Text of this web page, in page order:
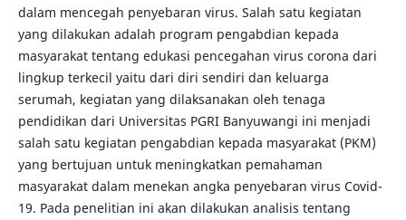
dalam mencegah penyebaran virus. Salah satu kegiatan
yang dilakukan adalah program pengabdian kepada
masyarakat tentang edukasi pencegahan virus corona dari
lingkup terkecil yaitu dari diri sendiri dan keluarga
serumah, kegiatan yang dilaksanakan oleh tenaga
pendidikan dari Universitas PGRI Banyuwangi ini menjadi
salah satu kegiatan pengabdian kepada masyarakat (PKM)
yang bertujuan untuk meningkatkan pemahaman
masyarakat dalam menekan angka penyebaran virus Covid-
19. Pada penelitian ini akan dilakukan analisis tentang